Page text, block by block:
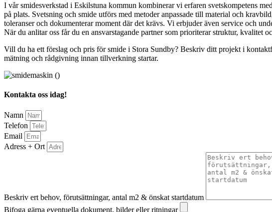
I vår smidesverkstad i Eskilstuna kommun kombinerar vi erfaren svetskompetens
på plats. Svetsning och smide utförs med metoder anpassade till material och
toleranser och dokumenterar moment där det krävs. Vi erbjuder även service och
När du anlitar oss får du en ansvarstagande partner som prioriterar struktur, kvalitet
Vill du ha ett förslag och pris för smide i Stora Sundby? Beskriv ditt projekt i
mätning och rådgivning innan tillverkning startar.
Kontakta oss idag!
Namn
Telefon
Email
Adress + Ort
Beskriv ert behov, förutsättningar, antal m2 & önskat startdatum
Bifoga gärna eventuella dokument, bilder eller ritningar